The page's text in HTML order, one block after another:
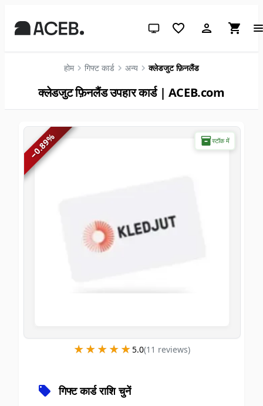
सिस्टम थीम (लाइट के लिए क्लिक करें)
होम गिफ्ट कार्ड अन्य क्लेडजुट फ़िनलैंड
क्लेडजुट फ़िनलैंड उपहार कार्ड | ACEB.com
स्टॉक में
−
0.89
%
★★★★★
★★★★★5.0(11 reviews)
गिफ्ट कार्ड राशि चुनें